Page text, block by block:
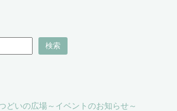
検索
いの広場～イベントのお知らせ～